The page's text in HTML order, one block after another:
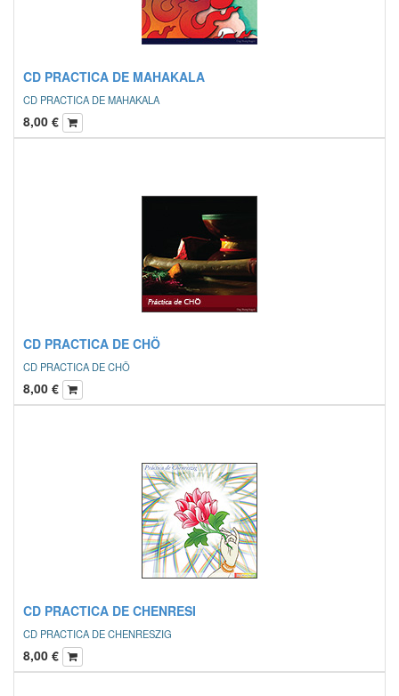
CD PRACTICA DE MAHAKALA
CD PRACTICA DE MAHAKALA
8,00 €
CD PRACTICA DE CHÖ
CD PRACTICA DE CHÖ
8,00 €
CD PRACTICA DE CHENRESI
CD PRACTICA DE CHENRESZIG
8,00 €